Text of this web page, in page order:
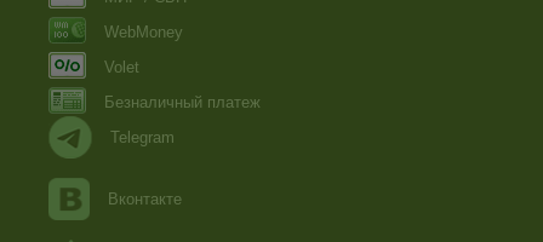
WebMoney
Volet
Безналичный платеж
Telegram
Вконтакте